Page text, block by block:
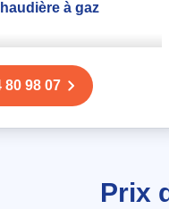
à gaz
à Croissy-sur-
80 98 07
Prix